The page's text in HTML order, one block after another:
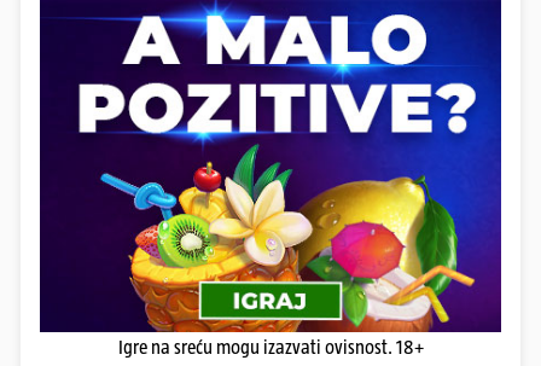
Igre na sreću mogu izazvati ovisnost. 18+